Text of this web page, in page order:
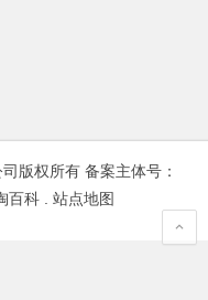
版权所有 备案主体号：
百科. 站点地图